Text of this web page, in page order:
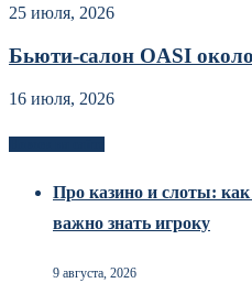
25 июля, 2026
Бьюти-салон OASI
16 июля, 2026
Про казино и слоты:
важно знать игроку
9 августа, 2026